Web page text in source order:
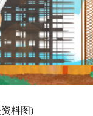
料图)